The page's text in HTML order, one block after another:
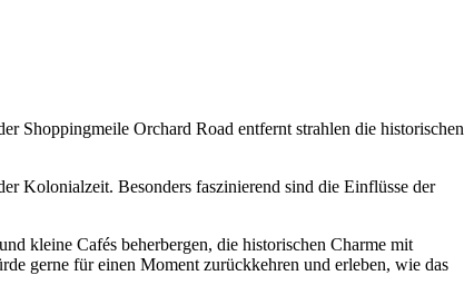
Shoppingmeile Orchard Road entfernt strahlen die historischen
Kolonialzeit. Besonders faszinierend sind die Einflüsse der
kleine Cafés beherbergen, die historischen Charme mit
gerne für einen Moment zurückkehren und erleben, wie das